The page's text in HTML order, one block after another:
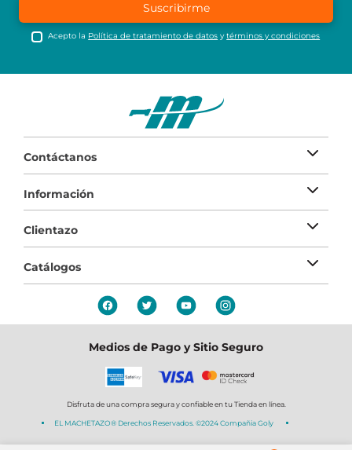
Suscribirme
Acepto la Política de tratamiento de datos ytérminos y condiciones
Contáctanos
Información
Clientazo
Catálogos
Medios de Pago y Sitio Seguro
Disfruta de una compra segura y confiable en tu Tienda en línea.
EL MACHETAZO® Derechos Reservados. ©2024 Compañia Goly